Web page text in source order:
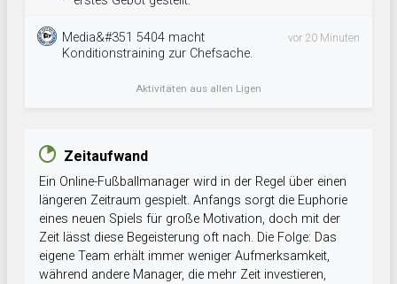
Media&#351 5404 macht
Konditionstraining zur Chefsache.
vor 20 Minuten
Aktivitäten aus allen Ligen
Zeitaufwand
Ein Online-Fußballmanager wird in der Regel über einen
längeren Zeitraum gespielt. Anfangs sorgt die Euphorie
eines neuen Spiels für große Motivation, doch mit der
Zeit lässt diese Begeisterung oft nach. Die Folge: Das
eigene Team erhält immer weniger Aufmerksamkeit,
während andere Manager, die mehr Zeit investieren,